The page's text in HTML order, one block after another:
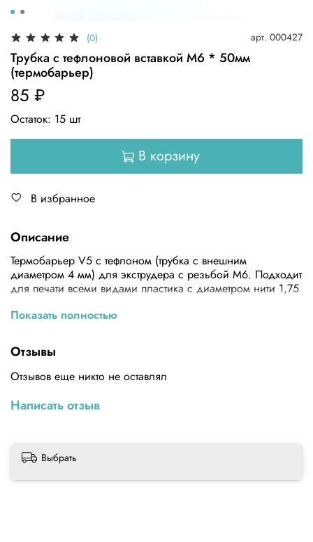
(0) арт. 000427
Трубка с тефлоновой вставкой M6 * 50мм
(термобарьер)
85 ₽
Остаток: 15 шт
В корзину
В избранное
Описание
Термобарьер V5 с тефлоном (трубка с внешним
диаметром 4 мм) для экструдера с резьбой М6. Подходит
для печати всеми видами пластика с диаметром нити 1,75
Материал: сталь
Длина: 50 мм
Внутренний диаметр: 2 мм
Показать полностью
Отзывы
Отзывов еще никто не оставлял
Написать отзыв
Выбрать